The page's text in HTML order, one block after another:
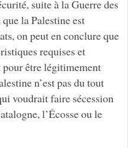
suite à la Guerre des
la Palestine est
on peut en conclure que
requises et
pour être légitimement
n’est pas du tout
voudrait faire sécession
l’Écosse ou le